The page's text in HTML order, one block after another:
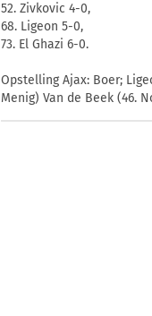
52. Zivkovic 4-0,
68. Ligeon 5-0,
73. El Ghazi 6-0.
Opstelling Ajax: Boer;
Menig) Van de Beek (46.